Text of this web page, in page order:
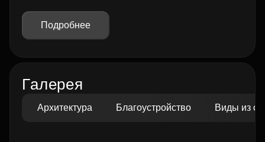
Подробнее
Галерея
Архитектура Благоустройство Виды из